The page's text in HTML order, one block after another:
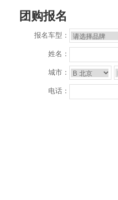
团购报名
报名车型：
姓名：
城市：
电话：